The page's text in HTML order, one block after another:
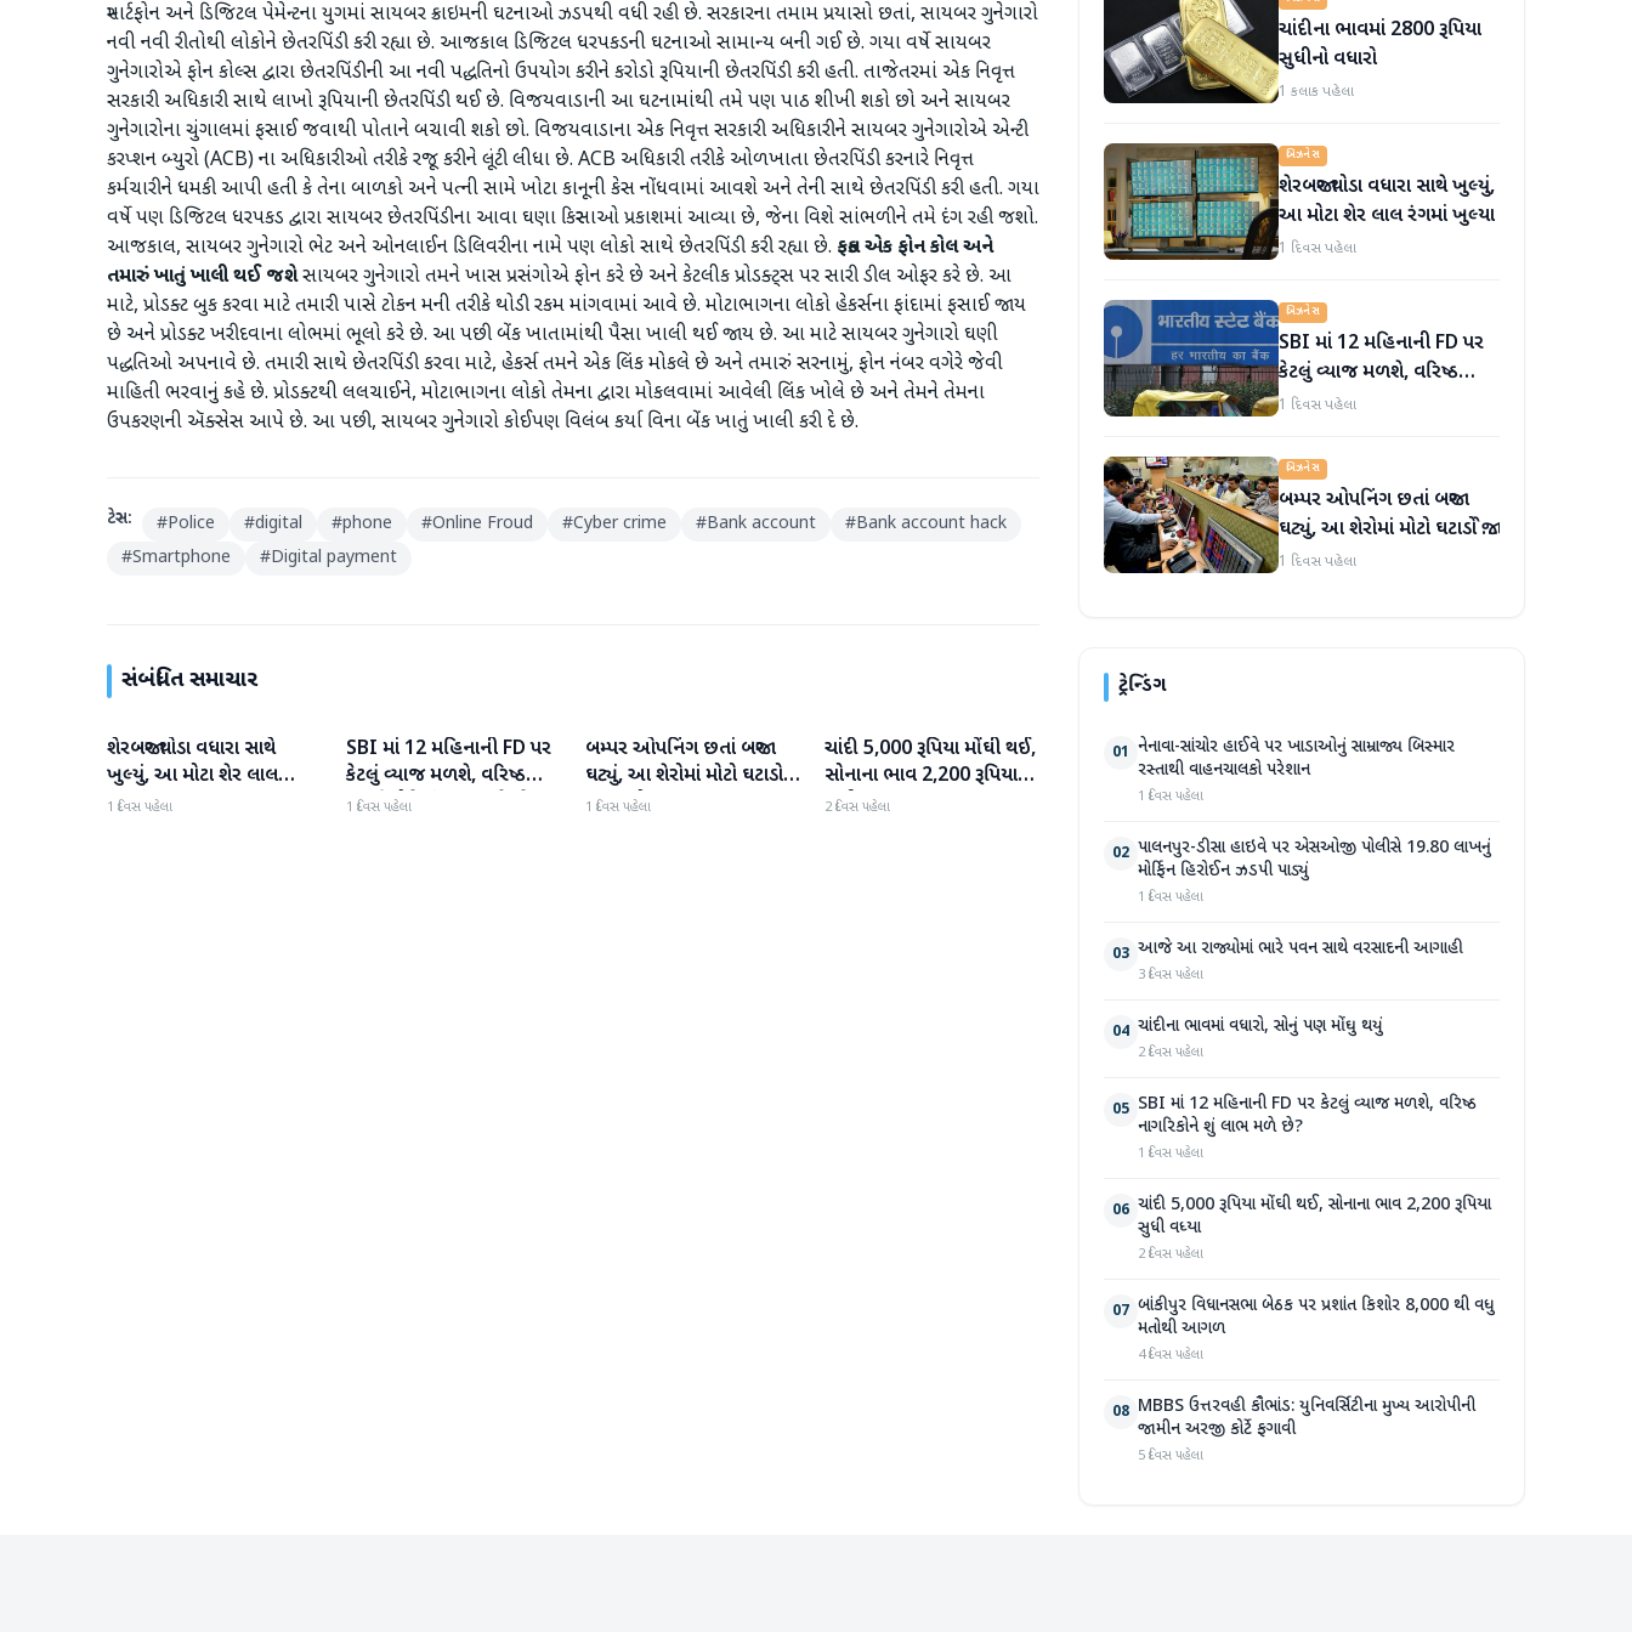
સ્માર્ટફોન અને ડિજિટલ પેમેન્ટના યુગમાં સાયબર ક્રાઇમની ઘટનાઓ ઝડપથી વધી રહી છે. સરકારના તમામ પ્રયાસો છતાં, સાયબર ગુનેગારો
નવી નવી રીતોથી લોકોને છેતરપિંડી કરી રહ્યા છે. આજકાલ ડિજિટલ ધરપકડની ઘટનાઓ સામાન્ય બની ગઈ છે. ગયા વર્ષે સાયબર
ગુનેગારોએ ફોન કોલ્સ દ્વારા છેતરપિંડીની આ નવી પદ્ધતિનો ઉપયોગ કરીને કરોડો રૂપિયાની છેતરપિંડી કરી હતી. તાજેતરમાં એક નિવૃત્ત
સરકારી અધિકારી સાથે લાખો રૂપિયાની છેતરપિંડી થઈ છે. વિજયવાડાની આ ઘટનામાંથી તમે પણ પાઠ શીખી શકો છો અને સાયબર
ગુનેગારોના ચુંગાલમાં ફસાઈ જવાથી પોતાને બચાવી શકો છો. વિજયવાડાના એક નિવૃત્ત સરકારી અધિકારીને સાયબર ગુનેગારોએ એન્ટી
કરપ્શન બ્યુરો (ACB) ના અધિકારીઓ તરીકે રજૂ કરીને લૂંટી લીધા છે. ACB અધિકારી તરીકે ઓળખાતા છેતરપિંડી કરનારે નિવૃત્ત
કર્મચારીને ધમકી આપી હતી કે તેના બાળકો અને પત્ની સામે ખોટા કાનૂની કેસ નોંધવામાં આવશે અને તેની સાથે છેતરપિંડી કરી હતી. ગયા
વર્ષે પણ ડિજિટલ ધરપકડ દ્વારા સાયબર છેતરપિંડીના આવા ઘણા કિસ્સાઓ પ્રકાશમાં આવ્યા છે, જેના વિશે સાંભળીને તમે દંગ રહી જશો.
આજકાલ, સાયબર ગુનેગારો ભેટ અને ઓનલાઈન ડિલિવરીના નામે પણ લોકો સાથે છેતરપિંડી કરી રહ્યા છે. ફક્ત એક ફોન કોલ અને
તમારું ખાતું ખાલી થઈ જશેસાયબર ગુનેગારો તમને ખાસ પ્રસંગોએ ફોન કરે છે અને કેટલીક પ્રોડક્ટ્સ પર સારી ડીલ ઓફર કરે છે. આ
માટે, પ્રોડક્ટ બુક કરવા માટે તમારી પાસે ટોકન મની તરીકે થોડી રકમ માંગવામાં આવે છે. મોટાભાગના લોકો હેકર્સના ફાંદામાં ફસાઈ જાય
છે અને પ્રોડક્ટ ખરીદવાના લોભમાં ભૂલો કરે છે. આ પછી બેંક ખાતામાંથી પૈસા ખાલી થઈ જાય છે. આ માટે સાયબર ગુનેગારો ઘણી
પદ્ધતિઓ અપનાવે છે. તમારી સાથે છેતરપિંડી કરવા માટે, હેકર્સ તમને એક લિંક મોકલે છે અને તમારું સરનામું, ફોન નંબર વગેરે જેવી
માહિતી ભરવાનું કહે છે. પ્રોડક્ટથી લલચાઈને, મોટાભાગના લોકો તેમના દ્વારા મોકલવામાં આવેલી લિંક ખોલે છે અને તેમને તેમના
ઉપકરણની ઍક્સેસ આપે છે. આ પછી, સાયબર ગુનેગારો કોઈપણ વિલંબ કર્યા વિના બેંક ખાતું ખાલી કરી દે છે.
ટેગ્સ: #Police #digital #phone #Online Froud #Cyber crime #Bank account #Bank account hack
#Smartphone #Digital payment
સંબંધિત સમાચાર
બિઝનેસ
શેરબજાર થોડા વધારા સાથે
ખુલ્યું, આ મોટા શેર લાલ
રંગમાં ખુલ્યા
1 દિવસ પહેલા
બિઝનેસ
SBI માં 12 મહિનાની FD પર
કેટલું વ્યાજ મળશે, વરિષ્ઠ
નાગરિકોને શું લાભ મળે છે?
1 દિવસ પહેલા
બિઝનેસ
બમ્પર ઓપનિંગ છતાં બજાર
ઘટ્યું, આ શેરોમાં મોટો ઘટાડો
જોવા મળ્યો
1 દિવસ પહેલા
બિઝનેસ
ચાંદી 5,000 રૂપિયા મોંઘી થઈ,
સોનાના ભાવ 2,200 રૂપિયા
સુધી વધ્યા
2 દિવસ પહેલા
ચાંદીના ભાવમાં 2800 રૂપિયા
સુધીનો વધારો
1 કલાક પહેલા
બિઝનેસ
શેરબજાર થોડા વધારા સાથે ખુલ્યું,
આ મોટા શેર લાલ રંગમાં ખુલ્યા
1 દિવસ પહેલા
બિઝનેસ
SBI માં 12 મહિનાની FD પર
કેટલું વ્યાજ મળશે, વરિષ્ઠ
નાગરિકોને શું લાભ મળે છે?
1 દિવસ પહેલા
બિઝનેસ
બમ્પર ઓપનિંગ છતાં બજાર
ઘટ્યું, આ શેરોમાં મોટો ઘટાડો જોવા
મળ્યો
1 દિવસ પહેલા
ટ્રેન્ડિંગ
01 નેનાવા-સાંચોર હાઈવે પર ખાડાઓનું સામ્રાજ્ય બિસ્માર
રસ્તાથી વાહનચાલકો પરેશાન
1 દિવસ પહેલા
02 પાલનપુર-ડીસા હાઇવે પર એસઓજી પોલીસે 19.80 લાખનું
મોર્ફિન હિરોઈન ઝડપી પાડ્યું
1 દિવસ પહેલા
03 આજે આ રાજ્યોમાં ભારે પવન સાથે વરસાદની આગાહી
3 દિવસ પહેલા
04 ચાંદીના ભાવમાં વધારો, સોનું પણ મોંઘુ થયું
2 દિવસ પહેલા
05 SBI માં 12 મહિનાની FD પર કેટલું વ્યાજ મળશે, વરિષ્ઠ
નાગરિકોને શું લાભ મળે છે?
1 દિવસ પહેલા
06 ચાંદી 5,000 રૂપિયા મોંઘી થઈ, સોનાના ભાવ 2,200 રૂપિયા
સુધી વધ્યા
2 દિવસ પહેલા
07 બાંકીપુર વિધાનસભા બેઠક પર પ્રશાંત કિશોર 8,000 થી વધુ
મતોથી આગળ
4 દિવસ પહેલા
08 MBBS ઉત્તરવહી કૌભાંડ: યુનિવર્સિટીના મુખ્ય આરોપીની
જામીન અરજી કોર્ટે ફગાવી
5 દિવસ પહેલા